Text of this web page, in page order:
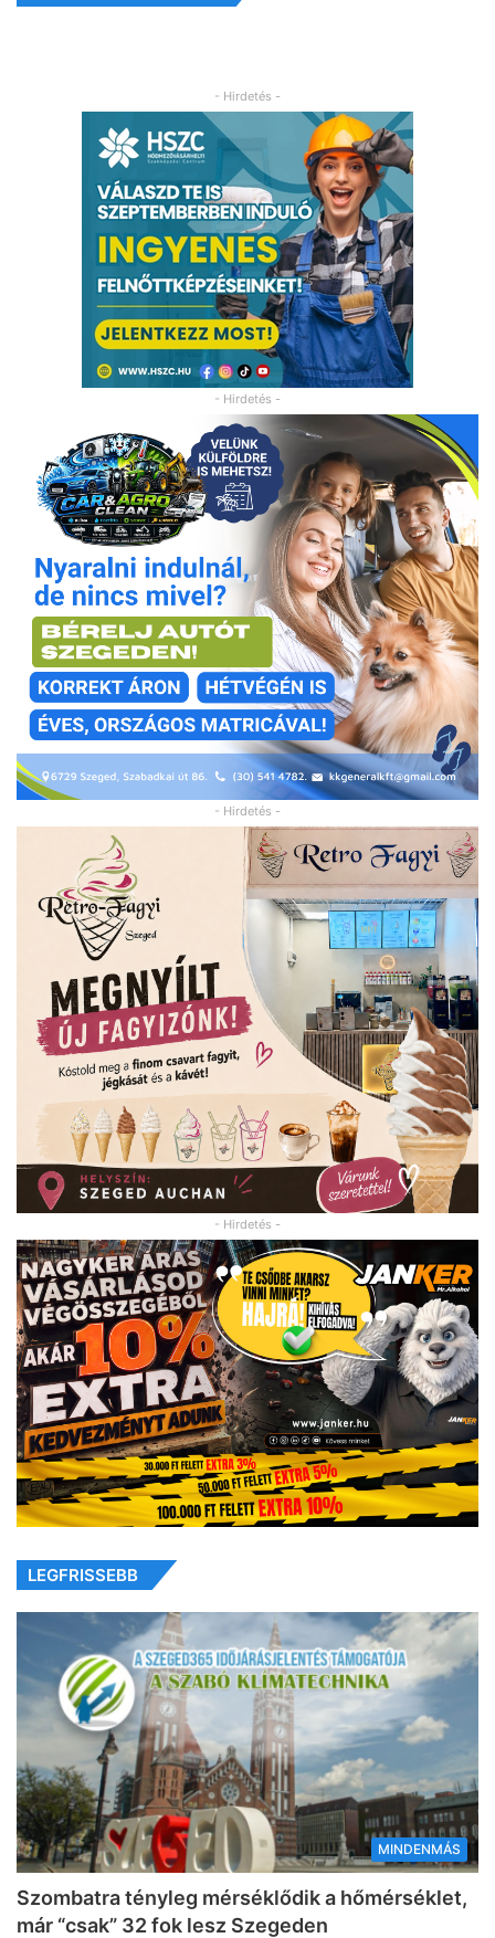
- Hirdetés -
- Hirdetés -
- Hirdetés -
- Hirdetés -
LEGFRISSEBB
MINDENMÁS
Szombatra tényleg mérséklődik a hőmérséklet,
már “csak” 32 fok lesz Szegeden